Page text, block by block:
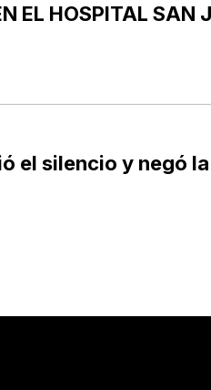
EL HOSPITAL SAN
el silencio y negó la